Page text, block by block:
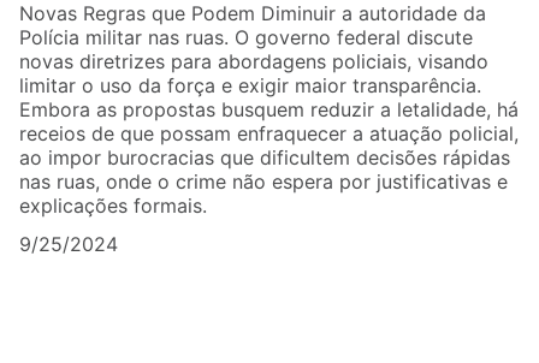
Novas Regras que Podem Diminuir a autoridade da
Polícia militar nas ruas. O governo federal discute
novas diretrizes para abordagens policiais, visando
limitar o uso da força e exigir maior transparência.
Embora as propostas busquem reduzir a letalidade, há
receios de que possam enfraquecer a atuação policial,
ao impor burocracias que dificultem decisões rápidas
nas ruas, onde o crime não espera por justificativas e
explicações formais.
9/25/2024